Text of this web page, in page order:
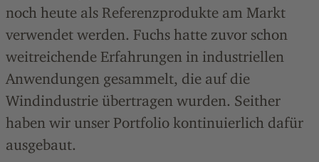
noch heute als Referenzprodukte am Markt
verwendet werden. Fuchs hatte zuvor schon
weitreichende Erfahrungen in industriellen
Anwendungen gesammelt, die auf die
Windindustrie übertragen wurden. Seither
haben wir unser Portfolio kontinuierlich dafür
ausgebaut.